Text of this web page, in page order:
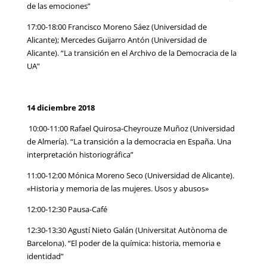
de las emociones”
17:00-18:00 Francisco Moreno Sáez (Universidad de
Alicante); Mercedes Guijarro Antón (Universidad de
Alicante). “La transición en el Archivo de la Democracia de la
UA”
14 diciembre 2018
10:00-11:00 Rafael Quirosa-Cheyrouze Muñoz (Universidad
de Almería). “La transición a la democracia en España. Una
interpretación historiográfica”
11:00-12:00 Mónica Moreno Seco (Universidad de Alicante).
«Historia y memoria de las mujeres. Usos y abusos»
12:00-12:30 Pausa-Café
12:30-13:30 Agustí Nieto Galán (Universitat Autònoma de
Barcelona). “El poder de la química: historia, memoria e
identidad”